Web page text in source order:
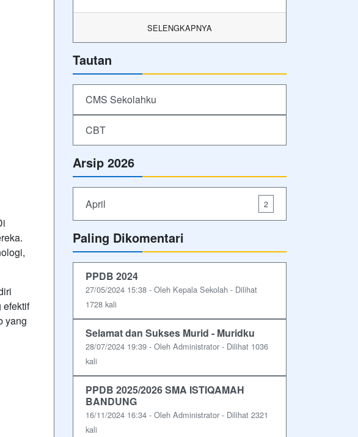
efektif
yang
SELENGKAPNYA
Tautan
CMS Sekolahku
CBT
Arsip 2026
April 2
Paling Dikomentari
PPDB 2024
27/05/2024 15:38 - Oleh Kepala Sekolah - Dilihat
1728 kali
Selamat dan Sukses Murid - Muridku
28/07/2024 19:39 - Oleh Administrator - Dilihat 1036
kali
PPDB 2025/2026 SMA ISTIQAMAH
BANDUNG
16/11/2024 16:34 - Oleh Administrator - Dilihat 2321
kali